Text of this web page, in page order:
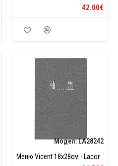
42.00€
Модел:LA28242
Меню Vicent 18x28см - Lacor